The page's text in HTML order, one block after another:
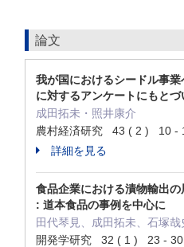
論文
我が国におけるシードル事
に対するアンケートにもとづ
成田拓未・照井康介
農村経済研究 43 ( 2 ) 10 -
詳細を見る
食品企業における漬物輸出
: 道本食品の事例を中心に
田代琴見、成田拓未、石塚哉
開発学研究 32 ( 1 ) 23 -